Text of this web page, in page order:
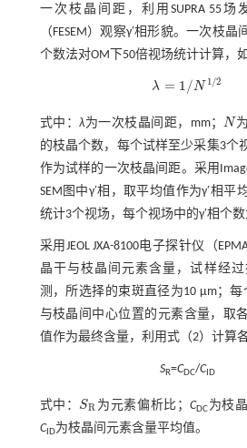
一次枝晶间距，利用SUPRA 55
（FESEM）观察γ′相形貌。一次枝
个数法对OM下50倍视场统计计算，如
λ = 1/N 1/2
λ= 1/ N1/2
式中：λ为一次枝晶间距，mm； N
N
的枝晶个数，每个试样至少采集3个
作为试样的一次枝晶间距。采用
SEM图中γ′相，取平均值作为γ′相
统计3个视场，每个视场中的γ′相个数
采用JEOL JXA-8100电子探针仪（
晶干与枝晶间元素含量，试样经
测，所选择的束斑直径为10 μm；
与枝晶间中心位置的元素含量，取
值作为最终含量，利用式（2） 计算
SR=CDC/CID
式中： SR
SR 为元素偏析比； CDC为枝
CID为枝晶间元素含量平均值。